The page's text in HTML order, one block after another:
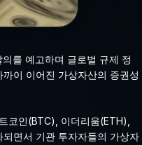
를 예고하며 글로벌 규제 정
이 이어진 가상자산의 증권성
코인(BTC), 이더리움(ETH),
면서 기관 투자자들의 가상자